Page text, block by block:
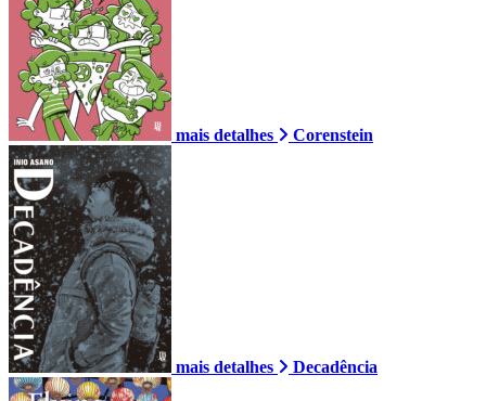
mais detalhes Corenstein
mais detalhes Decadência